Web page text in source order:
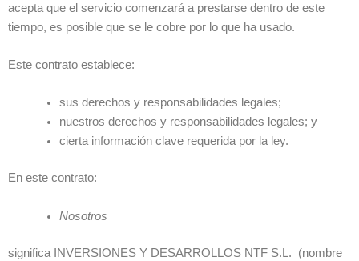
acepta que el servicio comenzará a prestarse dentro de este
tiempo, es posible que se le cobre por lo que ha usado.
Este contrato establece:
sus derechos y responsabilidades legales;
nuestros derechos y responsabilidades legales; y
cierta información clave requerida por la ley.
En este contrato:
Nosotros
significa INVERSIONES Y DESARROLLOS NTF S.L. (nombre